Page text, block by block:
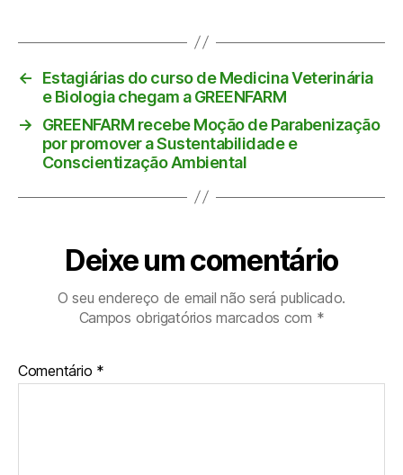
←
Estagiárias do curso de Medicina Veterinária
e Biologia chegam a GREENFARM
→
GREENFARM recebe Moção de Parabenização
por promover a Sustentabilidade e
Conscientização Ambiental
Deixe um comentário
O seu endereço de email não será publicado.
Campos obrigatórios marcados com *
Comentário *